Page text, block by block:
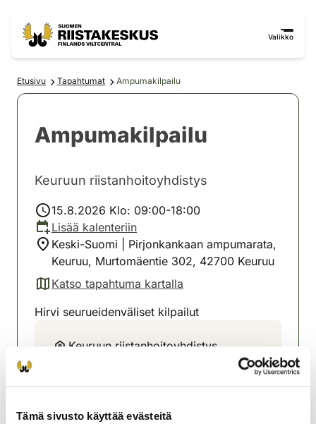
Tämä sivusto käyttää evästeitä
Valikko
Etusivu Tapahtumat Ampumakilpailu
Ampumakilpailu
Keuruun riistanhoitoyhdistys
15.8.2026 Klo: 09:00-18:00
Lisää kalenteriin
Keski-Suomi | Pirjonkankaan ampumarata,
Keuruu, Murtomäentie 302, 42700 Keuruu
Katso tapahtuma kartalla
(avautuu uuteen välilehteen)
Hirvi seurueidenväliset kilpailut
Keuruun riistanhoitoyhdistys